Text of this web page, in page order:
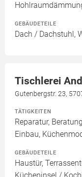
GEBÄUDETEILE
Dach / Dachstuhl,
Tischlerei
Gutenbergstr. 23,
TÄTIGKEITEN
Reparatur,
Einbau,
GEBÄUDETEILE
Haustür,